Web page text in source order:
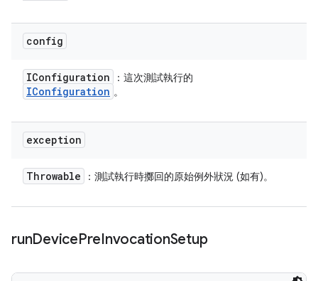
config
IConfiguration ：這次測試執行的
IConfiguration 。
exception
Throwable ：測試執行時擲回的原始例外狀況 (如有)。
runDevicePreInvocationSetup